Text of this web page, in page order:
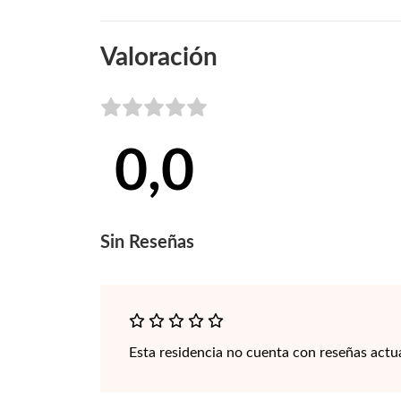
Valoración
0,0
Sin Reseñas
Esta residencia no cuenta con reseñas